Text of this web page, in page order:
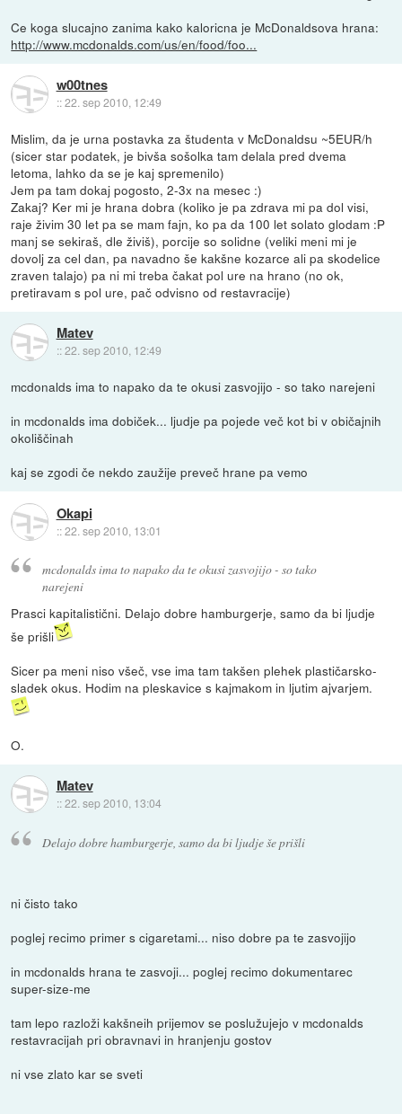
Ce koga slucajno zanima kako kaloricna je McDonaldsova hrana:
http://www.mcdonalds.com/us/en/food/foo...
w00tnes
::22. sep 2010, 12:49
Mislim, da je urna postavka za študenta v McDonaldsu ~5EUR/h
(sicer star podatek, je bivša sošolka tam delala pred dvema
letoma, lahko da se je kaj spremenilo)
Jem pa tam dokaj pogosto, 2-3x na mesec :)
Zakaj? Ker mi je hrana dobra (koliko je pa zdrava mi pa dol visi,
raje živim 30 let pa se mam fajn, ko pa da 100 let solato glodam :P
manj se sekiraš, dle živiš), porcije so solidne (veliki meni mi je
dovolj za cel dan, pa navadno še kakšne kozarce ali pa skodelice
zraven talajo) pa ni mi treba čakat pol ure na hrano (no ok,
pretiravam s pol ure, pač odvisno od restavracije)
Matev
::22. sep 2010, 12:49
mcdonalds ima to napako da te okusi zasvojijo - so tako narejeni
in mcdonalds ima dobiček... ljudje pa pojede več kot bi v običajnih
okoliščinah
kaj se zgodi če nekdo zaužije preveč hrane pa vemo
Okapi
::22. sep 2010, 13:01
mcdonalds ima to napako da te okusi zasvojijo - so tako
narejeni
Prasci kapitalistični. Delajo dobre hamburgerje, samo da bi ljudje
še prišli
Sicer pa meni niso všeč, vse ima tam takšen plehek plastičarsko-
sladek okus. Hodim na pleskavice s kajmakom in ljutim ajvarjem.
O.
Matev
::22. sep 2010, 13:04
Delajo dobre hamburgerje, samo da bi ljudje še prišli
ni čisto tako
poglej recimo primer s cigaretami... niso dobre pa te zasvojijo
in mcdonalds hrana te zasvoji... poglej recimo dokumentarec
super-size-me
tam lepo razloži kakšneih prijemov se poslužujejo v mcdonalds
restavracijah pri obravnavi in hranjenju gostov
ni vse zlato kar se sveti